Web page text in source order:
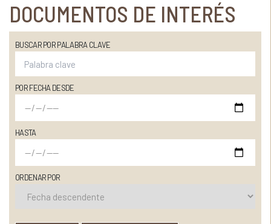
DOCUMENTOS DE INTERÉS
BUSCAR POR PALABRA CLAVE
POR FECHA DESDE
HASTA
ORDENAR POR